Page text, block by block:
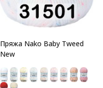
Пряжа Nako Baby Tweed
New